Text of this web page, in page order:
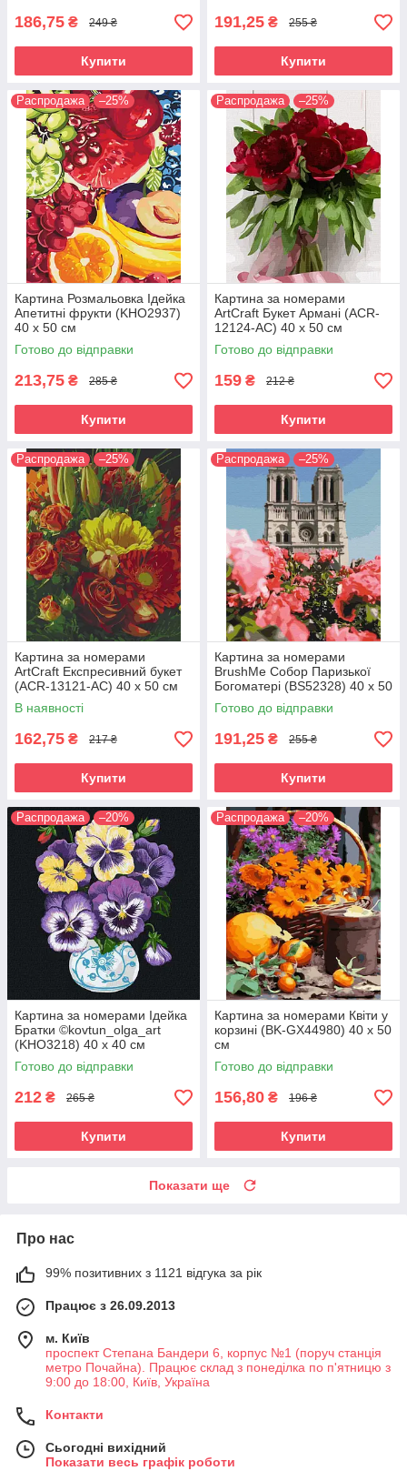
186,75 ₴ 249 ₴
Купити
191,25 ₴ 255 ₴
Купити
Распродажа –25%
Картина Розмальовка Ідейка
Апетитні фрукти (KHO2937)
40 х 50 см
Готово до відправки
213,75 ₴ 285 ₴
Купити
Распродажа –25%
Картина за номерами
ArtCraft Букет Армані (ACR-
12124-AC) 40 х 50 см
Готово до відправки
159 ₴ 212 ₴
Купити
Распродажа –25%
Картина за номерами
ArtCraft Експресивний букет
(ACR-13121-AC) 40 х 50 см
В наявності
162,75 ₴ 217 ₴
Купити
Распродажа –25%
Картина за номерами
BrushMe Собор Паризької
Богоматері (BS52328) 40 х 50
см
Готово до відправки
191,25 ₴ 255 ₴
Купити
Распродажа –20%
Картина за номерами Ідейка
Братки ©kovtun_olga_art
(KHO3218) 40 х 40 см
Готово до відправки
212 ₴ 265 ₴
Купити
Распродажа –20%
Картина за номерами Квіти у
корзині (BK-GX44980) 40 х 50
см
Готово до відправки
156,80 ₴ 196 ₴
Купити
Показати ще
Про нас
99% позитивних з 1121 відгука за рік
Працює з 26.09.2013
м. Київ
проспект Степана Бандери 6, корпус №1 (поруч станція
метро Почайна). Працює склад з понеділка по п'ятницю з
9:00 до 18:00, Київ, Україна
Контакти
Сьогодні вихідний
Показати весь графік роботи